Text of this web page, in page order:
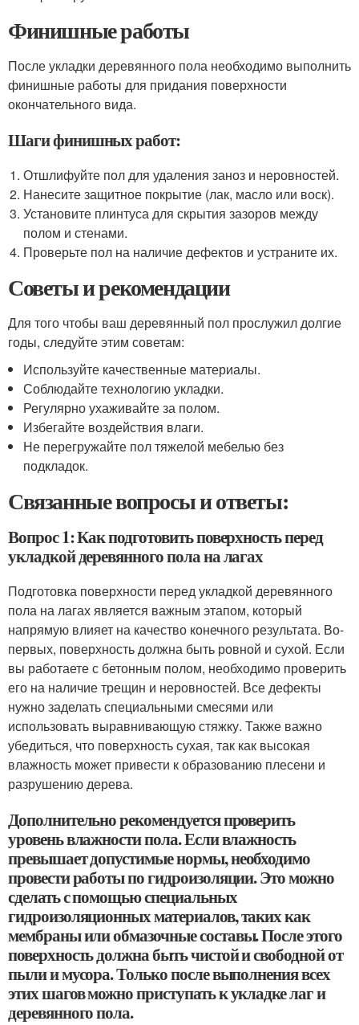
Финишные работы
После укладки деревянного пола необходимо выполнить
финишные работы для придания поверхности
окончательного вида.
Шаги финишных работ:
Отшлифуйте пол для удаления заноз и неровностей.
Нанесите защитное покрытие (лак, масло или воск).
Установите плинтуса для скрытия зазоров между
полом и стенами.
Проверьте пол на наличие дефектов и устраните их.
Советы и рекомендации
Для того чтобы ваш деревянный пол прослужил долгие
годы, следуйте этим советам:
Используйте качественные материалы.
Соблюдайте технологию укладки.
Регулярно ухаживайте за полом.
Избегайте воздействия влаги.
Не перегружайте пол тяжелой мебелью без
подкладок.
Связанные вопросы и ответы:
Вопрос 1: Как подготовить поверхность перед
укладкой деревянного пола на лагах
Подготовка поверхности перед укладкой деревянного
пола на лагах является важным этапом, который
напрямую влияет на качество конечного результата. Во-
первых, поверхность должна быть ровной и сухой. Если
вы работаете с бетонным полом, необходимо проверить
его на наличие трещин и неровностей. Все дефекты
нужно заделать специальными смесями или
использовать выравнивающую стяжку. Также важно
убедиться, что поверхность сухая, так как высокая
влажность может привести к образованию плесени и
разрушению дерева.
Дополнительно рекомендуется проверить
уровень влажности пола. Если влажность
превышает допустимые нормы, необходимо
провести работы по гидроизоляции. Это можно
сделать с помощью специальных
гидроизоляционных материалов, таких как
мембраны или обмазочные составы. После этого
поверхность должна быть чистой и свободной от
пыли и мусора. Только после выполнения всех
этих шагов можно приступать к укладке лаг и
деревянного пола.